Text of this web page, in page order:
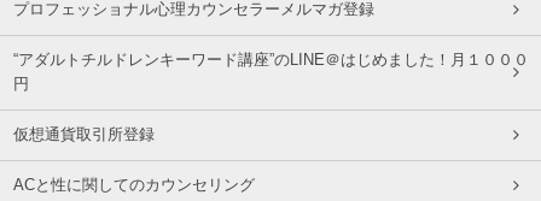
プロフェッショナル心理カウンセラーメルマガ登録
“アダルトチルドレンキーワード講座”のLINE＠はじめました！月１０００
円
仮想通貨取引所登録
ACと性に関してのカウンセリング